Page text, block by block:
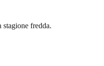
fredda.